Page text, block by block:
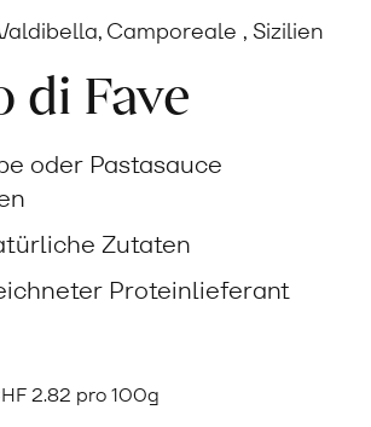
Camporeale , Sizilien
di Fave
oder Pastasauce
Zutaten
Proteinlieferant
2.82 pro 100g